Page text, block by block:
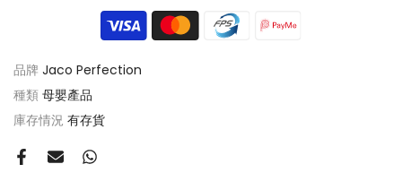
品牌 Jaco Perfection
種類 母嬰產品
庫存情況 有存貨